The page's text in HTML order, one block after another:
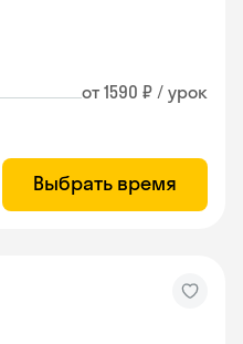
от 1590 ₽ / урок
Выбрать время